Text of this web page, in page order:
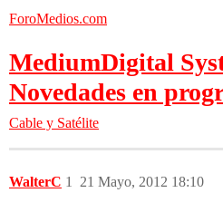
ForoMedios.com
MediumDigital
Novedades en
Cable y Satélite
WalterC 21 Mayo, 2012 18:10
1